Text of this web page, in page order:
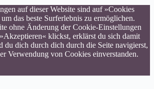
auf dieser Website sind auf »Cookies
das beste Surferlebnis zu ermöglichen.
ohne Änderung der Cookie-Einstellungen
klickst, erklärst du sich damit
du dich durch dich durch die Seite navigierst,
Verwendung von Cookies einverstanden.